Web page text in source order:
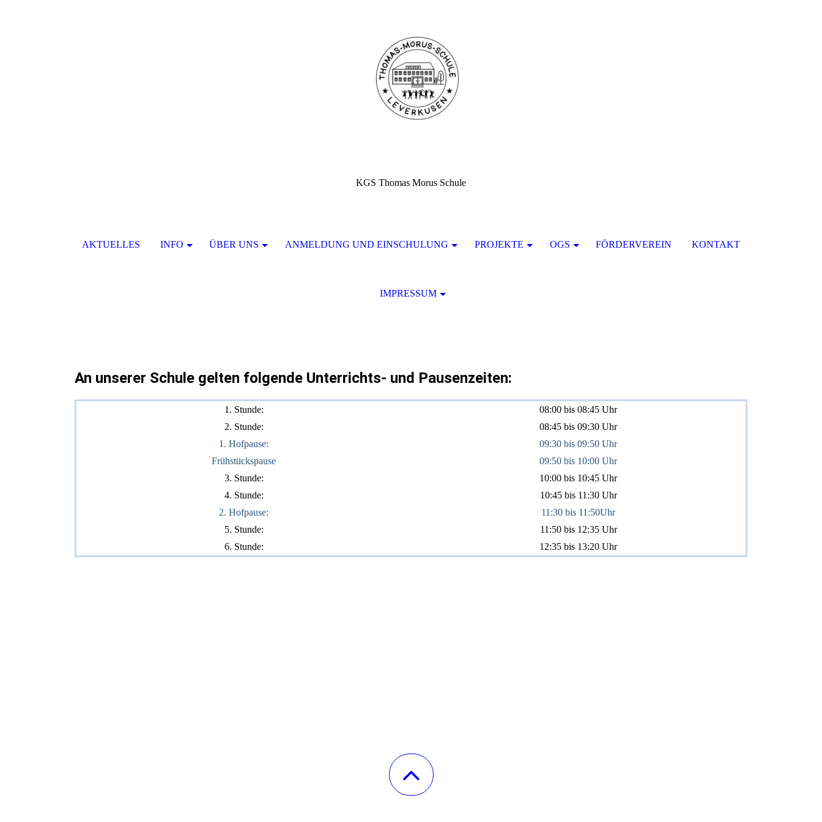
KGS Thomas Morus Schule
AKTUELLES INFO ÜBER UNS ANMELDUNG UND EINSCHULUNG PROJEKTE OGS FÖRDERVEREIN KONTAKT
IMPRESSUM
An unserer Schule gelten folgende Unterrichts- und Pausenzeiten:
1. Stunde:
08:00 bis 08:45 Uhr
2. Stunde:
08:45 bis 09:30 Uhr
1. Hofpause:
09:30 bis 09:50 Uhr
Frühstückspause
09:50 bis 10:00 Uhr
3. Stunde:
10:00 bis 10:45 Uhr
4. Stunde:
10:45 bis 11:30 Uhr
2. Hofpause:
11:30 bis 11:50Uhr
5. Stunde:
11:50 bis 12:35 Uhr
6. Stunde:
12:35 bis 13:20 Uhr